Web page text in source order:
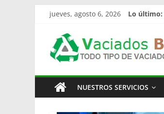
Saltar
contenido
jueves, agosto 6, 2026 Lo último:
Vaciado
Pisos
Barcelona
NUESTROS SERVICIOS